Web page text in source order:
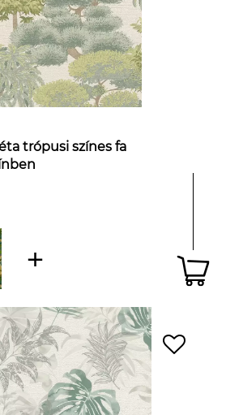
trópusi színes fa